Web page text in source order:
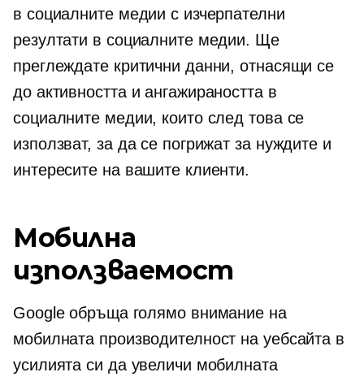
в социалните медии с изчерпателни
резултати в социалните медии. Ще
преглеждате критични данни, отнасящи се
до активността и ангажираността в
социалните медии, които след това се
използват, за да се погрижат за нуждите и
интересите на вашите клиенти.
Мобилна
използваемост
Google обръща голямо внимание на
мобилната производителност на уебсайта в
усилията си да увеличи мобилната